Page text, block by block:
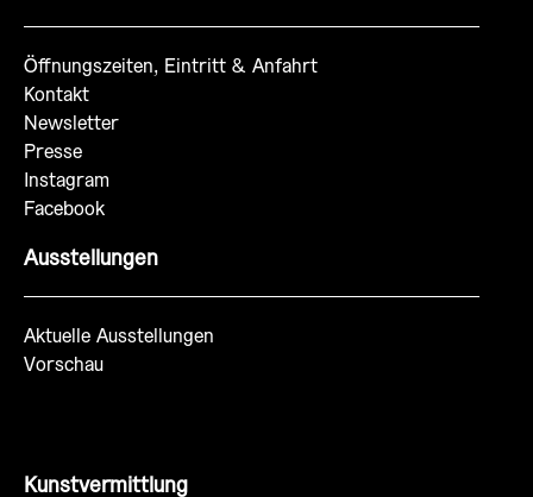
Öffnungszeiten, Eintritt & Anfahrt
Kontakt
Newsletter
Presse
Instagram
Facebook
Ausstellungen
Aktuelle Ausstellungen
Vorschau
Kunstvermittlung